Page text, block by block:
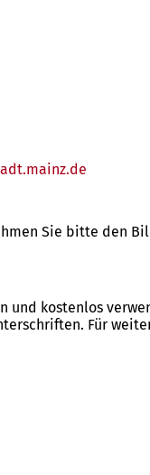
de
Sie bitte den
kostenlos
Für